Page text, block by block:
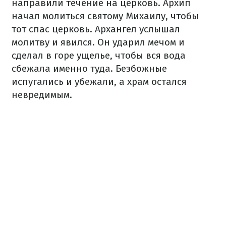
направили течение на церковь. Архип
начал молиться святому Михаилу, чтобы
тот спас церковь. Архангел услышал
молитву и явился. Он ударил мечом и
сделал в горе ущелье, чтобы вся вода
сбежала именно туда. Безбожные
испугались и убежали, а храм остался
невредимым.